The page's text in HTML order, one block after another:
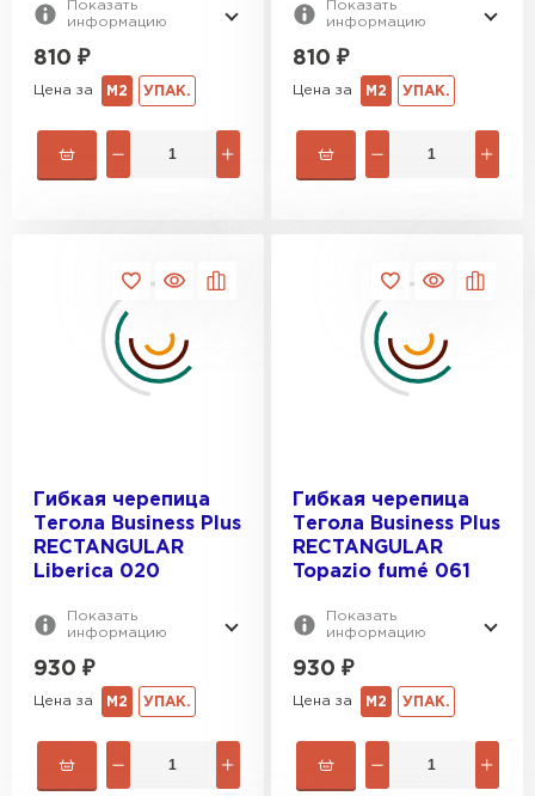
Показать
информацию
810 ₽
Цена за М2 УПАК.
Показать
информацию
810 ₽
Цена за М2 УПАК.
Гибкая черепица
Тегола Business Plus
RECTANGULAR
Liberica 020
Показать
информацию
930 ₽
Цена за М2 УПАК.
Гибкая черепица
Тегола Business Plus
RECTANGULAR
Topazio fumé 061
Показать
информацию
930 ₽
Цена за М2 УПАК.
Водосточная система